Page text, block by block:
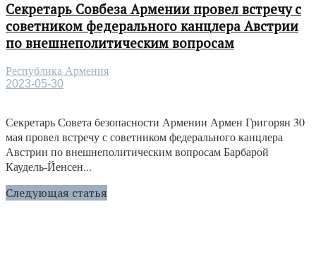
Секретарь Совбеза Армении провел встречу с
советником федерального канцлера Австрии
по внешнеполитическим вопросам
Республика Армения
2023-05-30
Секретарь Совета безопасности Армении Армен Григорян 30
мая провел встречу с советником федерального канцлера
Австрии по внешнеполитическим вопросам Барбарой
Каудель-Йенсен...
Следующая статья